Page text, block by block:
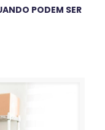
PODEM SER